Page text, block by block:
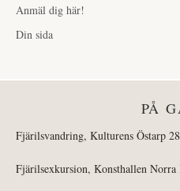
Anmäl dig här!
Din sida
PÅ
Fjärilsvandring, Kulturens Östarp
Fjärilsexkursion, Konsthallen